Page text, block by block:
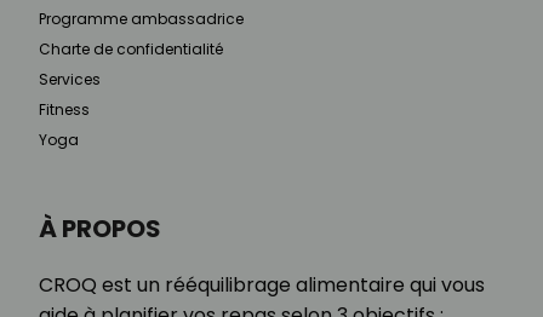
À PROPOS
CROQ est un rééquilibrage alimentaire qui vous
Programme ambassadrice
Charte de confidentialité
Services
Fitness
Yoga